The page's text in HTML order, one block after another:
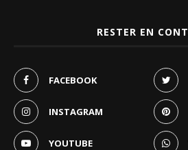
RESTER EN
FACEBOOK
INSTAGRAM
YOUTUBE